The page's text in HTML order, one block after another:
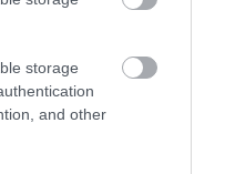
storage
and other
κεράσματα και